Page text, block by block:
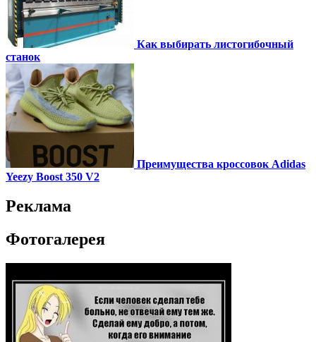
Как выбирать листогибочный
станок
Преимущества кроссовок Adidas
Yeezy Boost 350 V2
Реклама
Фотогалерея